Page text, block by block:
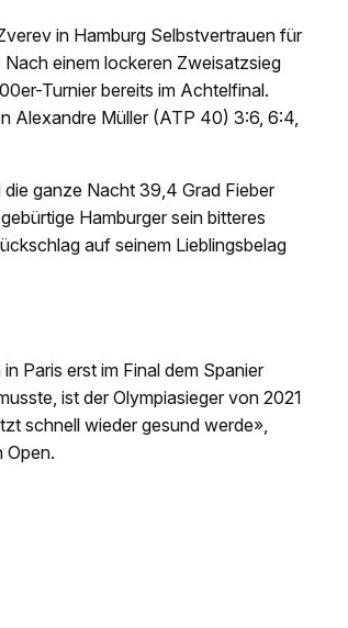
in Hamburg Selbstvertrauen für
einem lockeren Zweisatzsieg
Turnier bereits im Achtelfinal.
Alexandre Müller (ATP 40) 3:6, 6:4,
ganze Nacht 39,4 Grad Fieber
Hamburger sein bitteres
auf seinem Lieblingsbelag
Paris erst im Final dem Spanier
ist der Olympiasieger von 2021
schnell wieder gesund werde»,
Open.